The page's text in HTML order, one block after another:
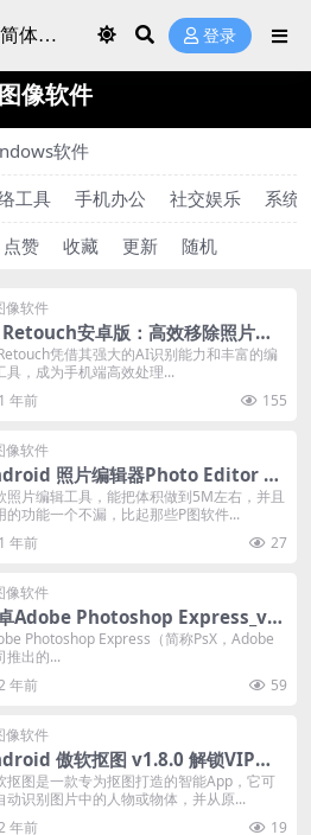
登录
图像软件
软件
工具 手机办公 社交娱乐
系统
点赞 收藏 更新 随机
像软件
安卓版：高效移除照片杂
器 (v1.254.66 去广告解锁版)
凭借其强大的AI识别能力和丰富的编
具，成为手机端高效处理...
1 年前
155
像软件
照片编辑器Photo Editor v1
修改版
照片编辑工具，能把体积做到5M左右，并且
的功能一个不漏，比起那些P图软件...
1 年前
27
像软件
Adobe Photoshop Express_v1
b1961_高级版
Photoshop Express（简称PsX，Adobe
推出的...
年前
59
像软件
傲软抠图 v1.8.0 解锁VIP会
改版
抠图是一款专为抠图打造的智能App，它可
动识别图片中的人物或物体，并从原...
年前
19